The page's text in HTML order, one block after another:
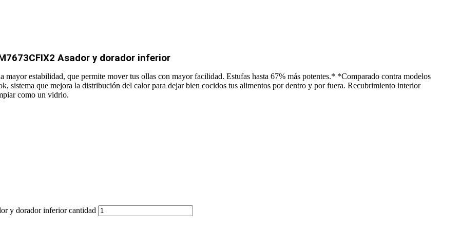
Asador y dorador inferior
estabilidad, que permite mover tus ollas con mayor facilidad. Estufas hasta 67% más potentes.* *Comparado contra modelos
sistema que mejora la distribución del calor para dejar bien cocidos tus alimentos por dentro y por fuera. Recubrimiento interior
como un vidrio.
y dorador inferior cantidad